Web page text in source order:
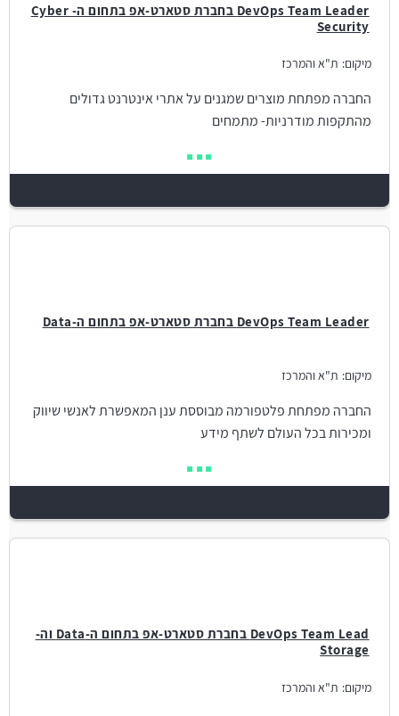
DevOps Team Leader בחברת סטארט-אפ בתחום ה- Cyber
Security
מיקום: ת"א והמרכז
החברה מפתחת מוצרים שמגנים על אתרי אינטרנט גדולים
מהתקפות מודרניות- מתמחים
DevOps Team Leader בחברת סטארט-אפ בתחום ה-Data
מיקום: ת"א והמרכז
החברה מפתחת פלטפורמה מבוססת ענן המאפשרת לאנשי שיווק
ומכירות בכל העולם לשתף מידע
DevOps Team Lead בחברת סטארט-אפ בתחום ה-Data וה-
Storage
מיקום: ת"א והמרכז